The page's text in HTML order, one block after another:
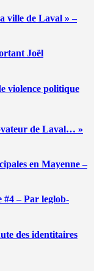
ville de Laval » –
Joël
violence politique
de Laval… »
en Mayenne –
#4 – Par leglob-
des identitaires